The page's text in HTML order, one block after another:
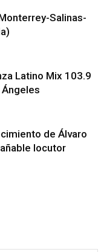
Salinas-
Latino Mix 103.9
Ángeles
de Álvaro
locutor